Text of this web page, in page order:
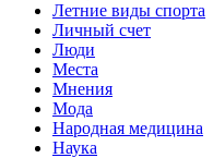
Летние виды спорта
Личный счет
Люди
Места
Мнения
Мода
Народная медицина
Наука